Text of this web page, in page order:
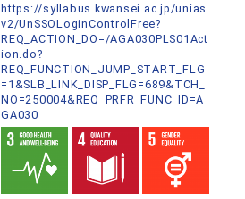
https://syllabus.kwansei.ac.jp/unias
v2/UnSSOLoginControlFree?
REQ_ACTION_DO=/AGA030PLS01Act
ion.do?
REQ_FUNCTION_JUMP_START_FLG
=1&SLB_LINK_DISP_FLG=689&TCH_
NO=250004&REQ_PRFR_FUNC_ID=A
GA030